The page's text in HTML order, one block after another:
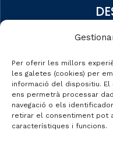
Per oferir les millors
les galetes (cookies) per
informació del dispositiu.
ens permetrà processar
navegació o els
retirar el consentiment pot
característiques i funcions.